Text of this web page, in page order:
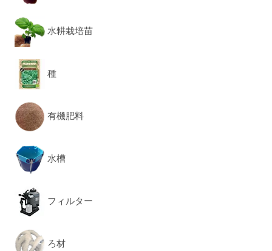
水耕栽培苗
種
有機肥料
水槽
フィルター
ろ材